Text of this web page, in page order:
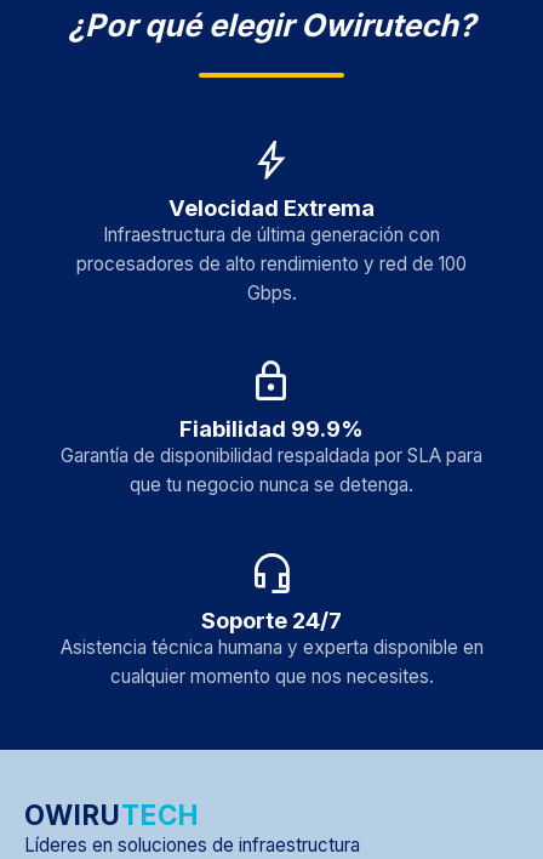
¿Por qué elegir Owirutech?
bolt
Velocidad Extrema
Infraestructura de última generación con
procesadores de alto rendimiento y red de 100
Gbps.
lock
Fiabilidad 99.9%
Garantía de disponibilidad respaldada por SLA para
que tu negocio nunca se detenga.
headset_mic
Soporte 24/7
Asistencia técnica humana y experta disponible en
cualquier momento que nos necesites.
OWIRUTECH
Líderes en soluciones de infraestructura